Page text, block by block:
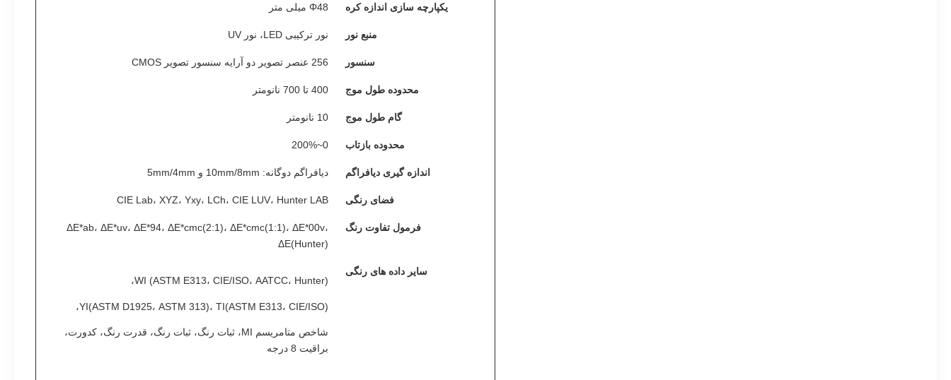
یکپارچه سازی اندازه کره Φ48 میلی متر
منبع نور نور ترکیبی LED، نور UV
سنسور 256 عنصر تصویر دو آرایه سنسور تصویر CMOS
محدوده طول موج 400 تا 700 نانومتر
گام طول موج 10 نانومتر
محدوده بازتاب 0~200%
اندازه گیری دیافراگم دیافراگم دوگانه: 10mm/8mm و 5mm/4mm
فضای رنگی CIE Lab، XYZ، Yxy، LCh، CIE LUV، Hunter LAB
فرمول تفاوت رنگ
ΔE*ab، ΔE*uv، ΔE*94، ΔE*cmc(2:1)، ΔE*cmc(1:1)، ΔE*00v،
ΔE(Hunter)
سایر داده های رنگی
WI (ASTM E313، CIE/ISO، AATCC، Hunter)،
YI(ASTM D1925، ASTM 313)، TI(ASTM E313، CIE/ISO)،
شاخص متامریسم MI، ثبات رنگ، ثبات رنگ، قدرت رنگ، کدورت،
براقیت 8 درجه